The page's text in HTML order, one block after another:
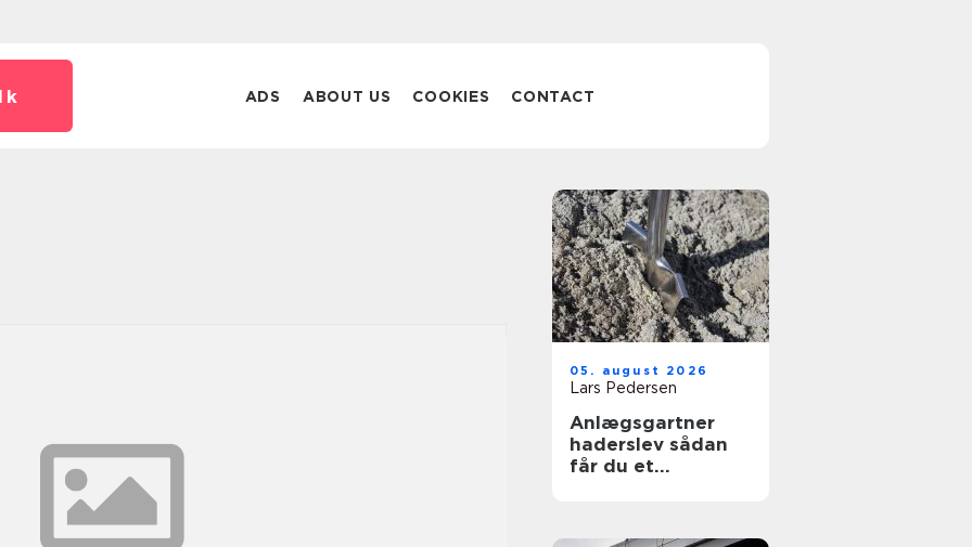
ADS ABOUT US COOKIES CONTACT
05. august 2026
Lars Pedersen
Anlægsgartner
haderslev sådan
får du et